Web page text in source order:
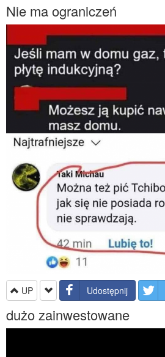
Nie ma ograniczeń
UP Udostępnij
dużo zainwestowane